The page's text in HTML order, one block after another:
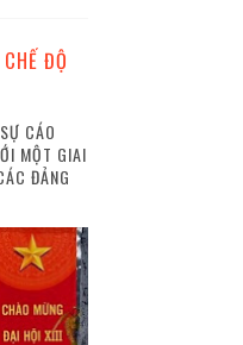
ĐỘ
CÁO
MỘT GIAI
ĐẢNG